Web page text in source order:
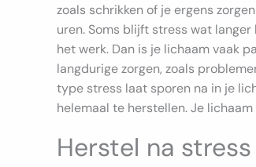
zoals schrikken of je ergens
uren. Soms blijft stress wat
het werk. Dan is je lichaam vaak
langdurige zorgen, zoals
type stress laat sporen na in je
helemaal te herstellen. Je
Herstel na